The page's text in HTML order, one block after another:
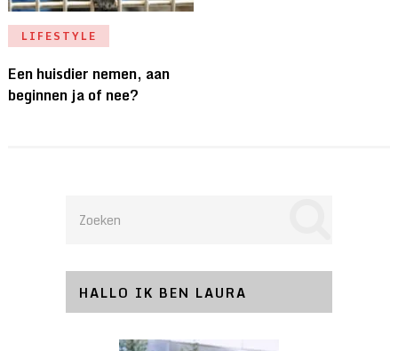
LIFESTYLE
Een huisdier nemen, aan
beginnen ja of nee?
HALLO IK BEN LAURA